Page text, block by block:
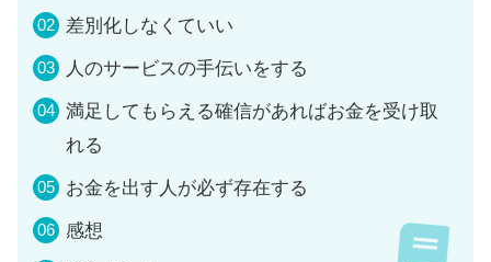
差別化しなくていい
人のサービスの手伝いをする
満足してもらえる確信があればお金を受け取
れる
お金を出す人が必ず存在する
感想